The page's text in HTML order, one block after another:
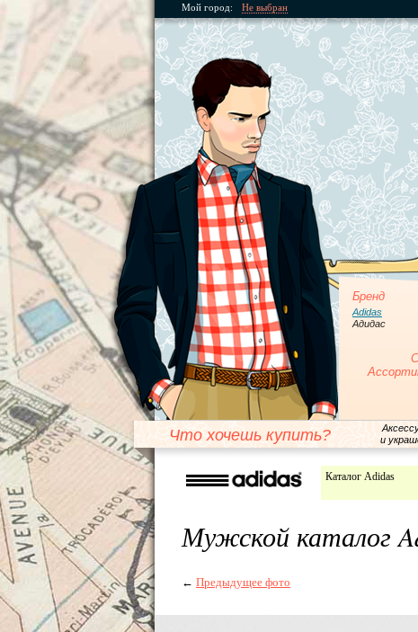
Мой город: Не выбран
Бренд
Adidas
Адидас
Что хочешь купить?
и
Каталог Adidas
Мужской каталог
← Предыдущее фото